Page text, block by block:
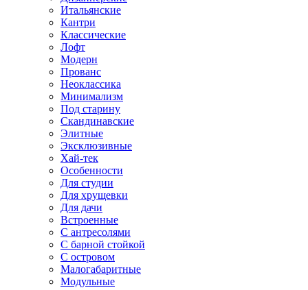
Итальянские
Кантри
Классические
Лофт
Модерн
Прованс
Неоклассика
Минимализм
Под старину
Скандинавские
Элитные
Эксклюзивные
Хай-тек
Особенности
Для студии
Для хрущевки
Для дачи
Встроенные
С антресолями
С барной стойкой
С островом
Малогабаритные
Модульные